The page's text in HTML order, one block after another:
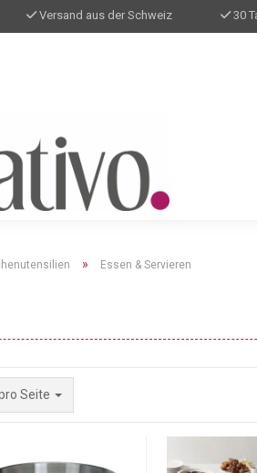
Versand aus der Schweiz 30
» Essen & Servieren
Seite